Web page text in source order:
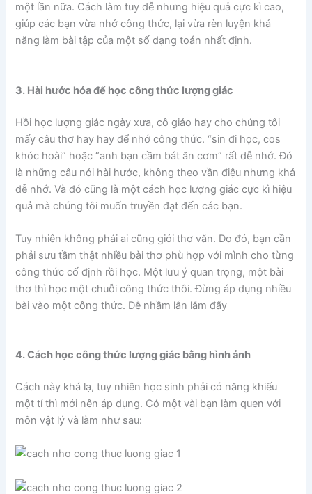
một lần nữa. Cách làm tuy dễ nhưng hiệu quả cực kì cao,
giúp các bạn vừa nhớ công thức, lại vừa rèn luyện khả
năng làm bài tập của một số dạng toán nhất định.
3. Hài hước hóa để học công thức lượng giác
Hồi học lượng giác ngày xưa, cô giáo hay cho chúng tôi
mấy câu thơ hay hay để nhớ công thức. “sin đi học, cos
khóc hoài” hoặc “anh bạn cầm bát ăn cơm” rất dễ nhớ. Đó
là những câu nói hài hước, không theo vần điệu nhưng khá
dễ nhớ. Và đó cũng là một cách học lượng giác cực kì hiệu
quả mà chúng tôi muốn truyền đạt đến các bạn.
Tuy nhiên không phải ai cũng giỏi thơ văn. Do đó, bạn cần
phải sưu tầm thật nhiều bài thơ phù hợp với mình cho từng
công thức cố định rồi học. Một lưu ý quan trọng, một bài
thơ thì học một chuỗi công thức thôi. Đừng áp dụng nhiều
bài vào một công thức. Dễ nhầm lẫn lắm đấy
4. Cách học công thức lượng giác bằng hình ảnh
Cách này khá lạ, tuy nhiên học sinh phải có năng khiếu
một tí thì mới nên áp dụng. Có một vài bạn làm quen với
môn vật lý và làm như sau: